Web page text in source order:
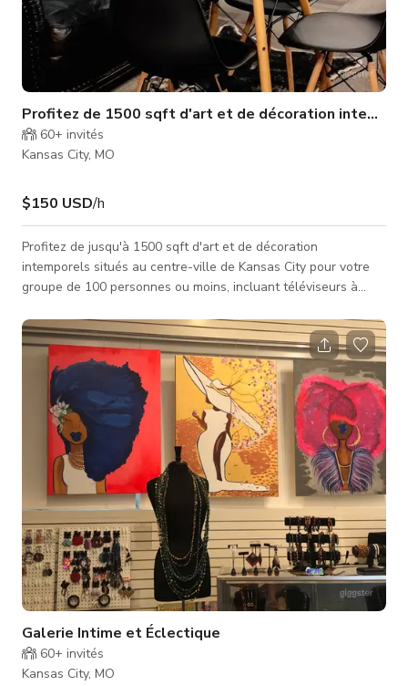
Profitez de 1500 sqft d'art et de décoration
60+ invités
Kansas City, MO
$150 USD/h
Profitez de jusqu'à 1500 sqft d'art et de décoration
intemporels situés au centre-ville de Kansas City pour votre
groupe de 100 personnes ou moins, incluant téléviseurs à
pour une escapade, organiser une réunion/conférence, une
séance photo ou votre prochain événement intime
Galerie Intime et Éclectique
60+ invités
Kansas City, MO